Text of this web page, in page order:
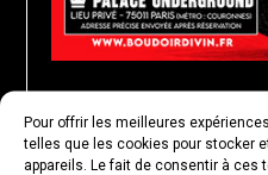
Pour offrir les meilleures
telles que les cookies pour stocker
appareils. Le fait de consentir à ces
MARDI 25